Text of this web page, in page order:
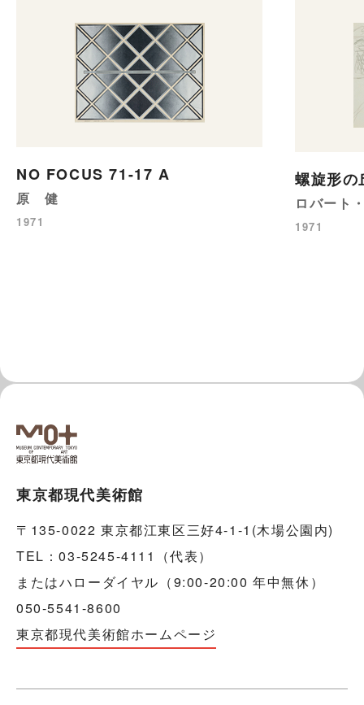
NO FOCUS 71-17 A
原 健
1971
螺旋形の
ロバート
1971
東京都現代美術館
〒135-0022 東京都江東区三好4-1-1(木場公園内)
TEL：03-5245-4111（代表）
またはハローダイヤル（9:00-20:00 年中無休）
050-5541-8600
東京都現代美術館ホームページ